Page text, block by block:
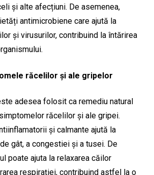
și alte afecțiuni. De asemenea,
antimicrobiene care ajută la
și virusurilor, contribuind la întărirea
răcelilor și ale gripelor
adesea folosit ca remediu natural
răcelilor și ale gripei.
și calmante ajută la
gât, a congestiei și a tusei. De
poate ajuta la relaxarea căilor
respirației, contribuind astfel la o